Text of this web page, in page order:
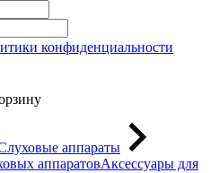
конфиденциальности
аппараты
Аксессуары для